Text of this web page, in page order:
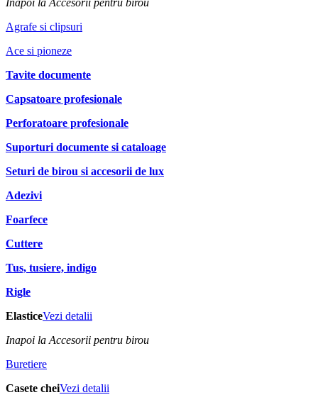
Inapoi la Accesorii pentru birou
Agrafe si clipsuri
Ace si pioneze
Tavite documente
Capsatoare profesionale
Perforatoare profesionale
Suporturi documente si cataloage
Seturi de birou si accesorii de lux
Adezivi
Foarfece
Cuttere
Tus, tusiere, indigo
Rigle
ElasticeVezi detalii
Inapoi la Accesorii pentru birou
Buretiere
Casete cheiVezi detalii